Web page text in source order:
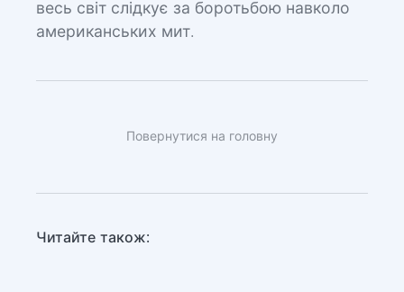
весь світ слідкує за боротьбою навколо
американських мит.
Повернутися на головну
Читайте також: